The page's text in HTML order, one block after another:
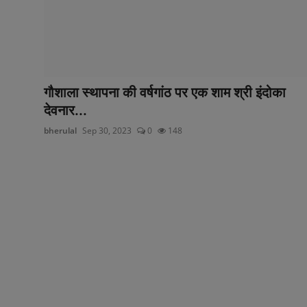
गौशाला स्थापना की वर्षगांठ पर एक शाम श्री इंदोका
देवनार...
bherulal Sep 30, 2023 0 148